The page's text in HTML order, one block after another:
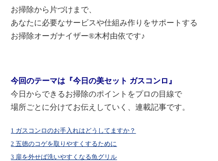
お掃除から片づけまで、
あなたに必要なサービスや仕組み作りをサポートする
お掃除オーガナイザー®木村由依です♪
今回のテーマは『今日の美セット ガスコンロ』
今日からできるお掃除のポイントをプロの目線で
場所ごとに分けてお伝えしていく、連載記事です。
1 ガスコンロのお手入れはどうしてますか？
2 五徳のコゲを取りやすくするために
3 扉を外せば洗いやすくなる魚グリル